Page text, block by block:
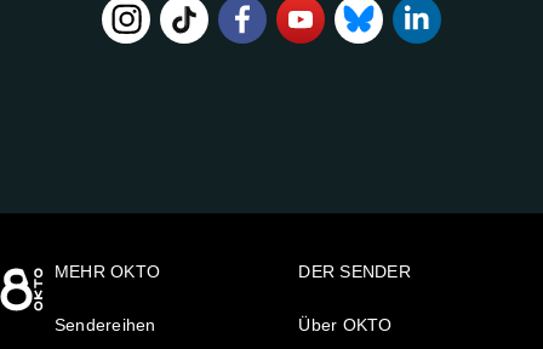
MEHR OKTO
Sendereihen
DER SENDER
Über OKTO